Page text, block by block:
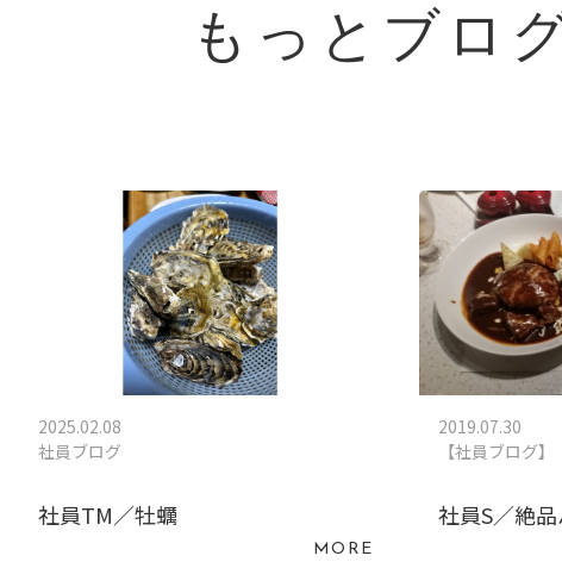
もっとブロ
2025.02.08
社員ブログ
社員TM／牡蠣
MORE
2019.07.30
【社員ブログ】
社員S／絶